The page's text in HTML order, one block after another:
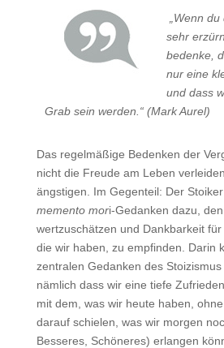
„Wenn
sehr
bedenke,
nur eine
und dass
Grab sein werden.“ (Mark Aurel)
Das regelmäßige Bedenken der
nicht die Freude am Leben
ängstigen. Im Gegenteil: Der
memento mori-Gedanken dazu,
wertzuschätzen und Dankbarkeit für
die wir haben, zu empfinden. Darin
zen­­­­­­­­­­tralen Gedanken des
nämlich dass wir eine tiefe
mit dem, was wir heute haben,
darauf schielen, was wir morgen
Besseres, Schöneres) erlangen